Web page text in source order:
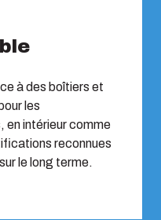
à des boîtiers et
les
en intérieur comme
reconnues
le long terme.